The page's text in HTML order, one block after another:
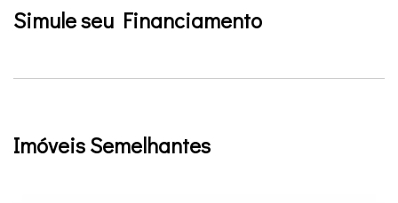
Simule seu Financiamento
Imóveis Semelhantes